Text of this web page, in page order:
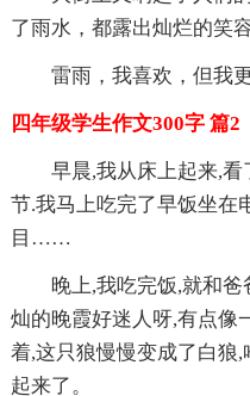
了雨水，都露出灿烂的笑容
雷雨，我喜欢，但我
四年级学生作文300字 篇2
早晨,我从床上起来,
节.我马上吃完了早饭坐在
目……
晚上,我吃完饭,就和
灿的晚霞好迷人呀,有点像
着,这只狼慢慢变成了白狼
起来了。